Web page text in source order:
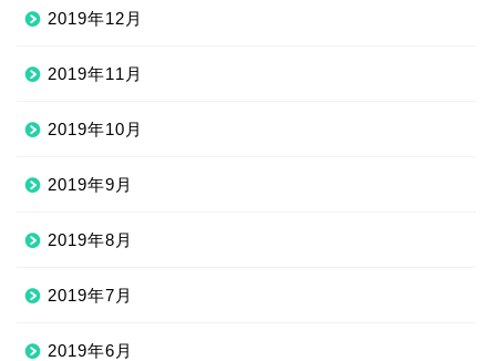
2019年12月
2019年11月
2019年10月
2019年9月
2019年8月
2019年7月
2019年6月